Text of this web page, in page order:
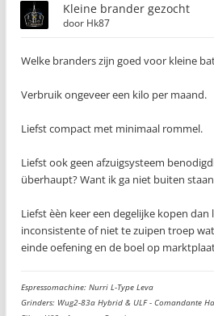
Kleine brander gezocht
door Hk87
Welke branders zijn goed voor kleine
Verbruik ongeveer een kilo per maand.
Liefst compact met minimaal rommel.
Liefst ook geen afzuigsysteem
überhaupt? Want ik ga niet buiten
Liefst èèn keer een degelijke kopen
inconsistente of niet te zuipen troep
einde oefening en de boel op
Espressomachine: Nurri L-Type Leva
Grinders: Wug2-83a Hybrid & ULF - Comandante